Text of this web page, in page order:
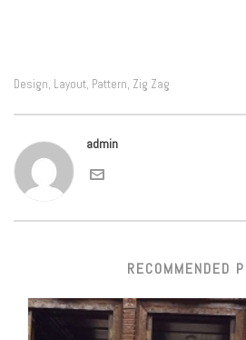
Design, Layout, Pattern, Zig Zag
admin
RECOMMENDED